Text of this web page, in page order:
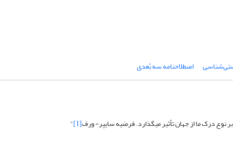
اصطلاحنامه سه بُعدی
نوع درک ما از جهان تأثیر می­گذارد. فرضیه سایپر- ورف[1]
"